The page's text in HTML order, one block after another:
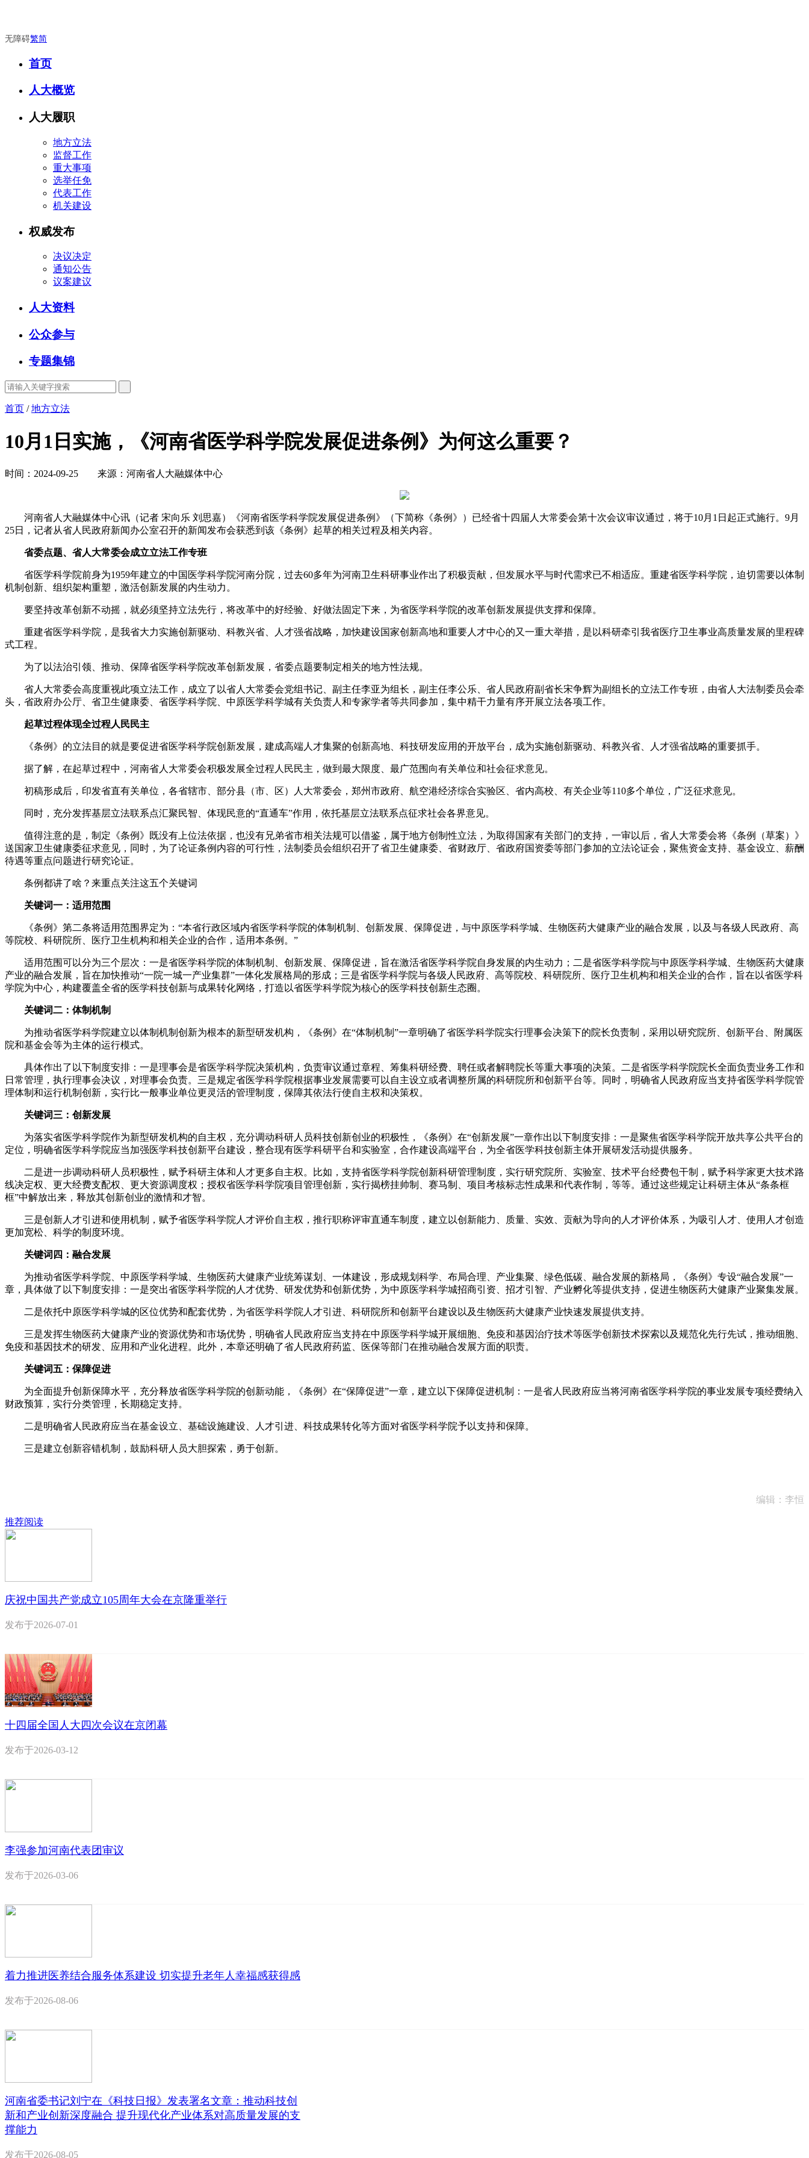
无障碍繁简
首页
人大概览
人大履职
地方立法
监督工作
重大事项
选举任免
代表工作
机关建设
权威发布
决议决定
通知公告
议案建议
人大资料
公众参与
专题集锦
首页 /地方立法
10月1日实施，《河南省医学科学院发展促进条例》为何这么重要？
时间：2024-09-25 来源：河南省人大融媒体中心
河南省人大融媒体中心讯（记者 宋向乐 刘思嘉）《河南省医学科学院发展促进条例》（下简称《条例》）已经省十四届人大常委会第十次会议审议通过，将于10月1日起正式施行。9月
25日，记者从省人民政府新闻办公室召开的新闻发布会获悉到该《条例》起草的相关过程及相关内容。
省委点题、省人大常委会成立立法工作专班
省医学科学院前身为1959年建立的中国医学科学院河南分院，过去60多年为河南卫生科研事业作出了积极贡献，但发展水平与时代需求已不相适应。重建省医学科学院，迫切需要以体制
机制创新、组织架构重塑，激活创新发展的内生动力。
要坚持改革创新不动摇，就必须坚持立法先行，将改革中的好经验、好做法固定下来，为省医学科学院的改革创新发展提供支撑和保障。
重建省医学科学院，是我省大力实施创新驱动、科教兴省、人才强省战略，加快建设国家创新高地和重要人才中心的又一重大举措，是以科研牵引我省医疗卫生事业高质量发展的里程碑
式工程。
为了以法治引领、推动、保障省医学科学院改革创新发展，省委点题要制定相关的地方性法规。
省人大常委会高度重视此项立法工作，成立了以省人大常委会党组书记、副主任李亚为组长，副主任李公乐、省人民政府副省长宋争辉为副组长的立法工作专班，由省人大法制委员会牵
头，省政府办公厅、省卫生健康委、省医学科学院、中原医学科学城有关负责人和专家学者等共同参加，集中精干力量有序开展立法各项工作。
起草过程体现全过程人民民主
《条例》的立法目的就是要促进省医学科学院创新发展，建成高端人才集聚的创新高地、科技研发应用的开放平台，成为实施创新驱动、科教兴省、人才强省战略的重要抓手。
据了解，在起草过程中，河南省人大常委会积极发展全过程人民民主，做到最大限度、最广范围向有关单位和社会征求意见。
初稿形成后，印发省直有关单位，各省辖市、部分县（市、区）人大常委会，郑州市政府、航空港经济综合实验区、省内高校、有关企业等110多个单位，广泛征求意见。
同时，充分发挥基层立法联系点汇聚民智、体现民意的“直通车”作用，依托基层立法联系点征求社会各界意见。
值得注意的是，制定《条例》既没有上位法依据，也没有兄弟省市相关法规可以借鉴，属于地方创制性立法，为取得国家有关部门的支持，一审以后，省人大常委会将《条例（草案）》
送国家卫生健康委征求意见，同时，为了论证条例内容的可行性，法制委员会组织召开了省卫生健康委、省财政厅、省政府国资委等部门参加的立法论证会，聚焦资金支持、基金设立、薪酬
待遇等重点问题进行研究论证。
条例都讲了啥？来重点关注这五个关键词
关键词一：适用范围
《条例》第二条将适用范围界定为：“本省行政区域内省医学科学院的体制机制、创新发展、保障促进，与中原医学科学城、生物医药大健康产业的融合发展，以及与各级人民政府、高
等院校、科研院所、医疗卫生机构和相关企业的合作，适用本条例。”
适用范围可以分为三个层次：一是省医学科学院的体制机制、创新发展、保障促进，旨在激活省医学科学院自身发展的内生动力；二是省医学科学院与中原医学科学城、生物医药大健康
产业的融合发展，旨在加快推动“一院一城一产业集群”一体化发展格局的形成；三是省医学科学院与各级人民政府、高等院校、科研院所、医疗卫生机构和相关企业的合作，旨在以省医学科
学院为中心，构建覆盖全省的医学科技创新与成果转化网络，打造以省医学科学院为核心的医学科技创新生态圈。
关键词二：体制机制
为推动省医学科学院建立以体制机制创新为根本的新型研发机构，《条例》在“体制机制”一章明确了省医学科学院实行理事会决策下的院长负责制，采用以研究院所、创新平台、附属医
院和基金会等为主体的运行模式。
具体作出了以下制度安排：一是理事会是省医学科学院决策机构，负责审议通过章程、筹集科研经费、聘任或者解聘院长等重大事项的决策。二是省医学科学院院长全面负责业务工作和
日常管理，执行理事会决议，对理事会负责。三是规定省医学科学院根据事业发展需要可以自主设立或者调整所属的科研院所和创新平台等。同时，明确省人民政府应当支持省医学科学院管
理体制和运行机制创新，实行比一般事业单位更灵活的管理制度，保障其依法行使自主权和决策权。
关键词三：创新发展
为落实省医学科学院作为新型研发机构的自主权，充分调动科研人员科技创新创业的积极性，《条例》在“创新发展”一章作出以下制度安排：一是聚焦省医学科学院开放共享公共平台的
定位，明确省医学科学院应当加强医学科技创新平台建设，整合现有医学科研平台和实验室，合作建设高端平台，为全省医学科技创新主体开展研发活动提供服务。
二是进一步调动科研人员积极性，赋予科研主体和人才更多自主权。比如，支持省医学科学院创新科研管理制度，实行研究院所、实验室、技术平台经费包干制，赋予科学家更大技术路
线决定权、更大经费支配权、更大资源调度权；授权省医学科学院项目管理创新，实行揭榜挂帅制、赛马制、项目考核标志性成果和代表作制，等等。通过这些规定让科研主体从“条条框
框”中解放出来，释放其创新创业的激情和才智。
三是创新人才引进和使用机制，赋予省医学科学院人才评价自主权，推行职称评审直通车制度，建立以创新能力、质量、实效、贡献为导向的人才评价体系，为吸引人才、使用人才创造
更加宽松、科学的制度环境。
关键词四：融合发展
为推动省医学科学院、中原医学科学城、生物医药大健康产业统筹谋划、一体建设，形成规划科学、布局合理、产业集聚、绿色低碳、融合发展的新格局，《条例》专设“融合发展”一
章，具体做了以下制度安排：一是突出省医学科学院的人才优势、研发优势和创新优势，为中原医学科学城招商引资、招才引智、产业孵化等提供支持，促进生物医药大健康产业聚集发展。
二是依托中原医学科学城的区位优势和配套优势，为省医学科学院人才引进、科研院所和创新平台建设以及生物医药大健康产业快速发展提供支持。
三是发挥生物医药大健康产业的资源优势和市场优势，明确省人民政府应当支持在中原医学科学城开展细胞、免疫和基因治疗技术等医学创新技术探索以及规范化先行先试，推动细胞、
免疫和基因技术的研发、应用和产业化进程。此外，本章还明确了省人民政府药监、医保等部门在推动融合发展方面的职责。
关键词五：保障促进
为全面提升创新保障水平，充分释放省医学科学院的创新动能，《条例》在“保障促进”一章，建立以下保障促进机制：一是省人民政府应当将河南省医学科学院的事业发展专项经费纳入
财政预算，实行分类管理，长期稳定支持。
二是明确省人民政府应当在基金设立、基础设施建设、人才引进、科技成果转化等方面对省医学科学院予以支持和保障。
三是建立创新容错机制，鼓励科研人员大胆探索，勇于创新。
编辑：李恒
推荐阅读
庆祝中国共产党成立105周年大会在京隆重举行
发布于2026-07-01
十四届全国人大四次会议在京闭幕
发布于2026-03-12
李强参加河南代表团审议
发布于2026-03-06
着力推进医养结合服务体系建设 切实提升老年人幸福感获得感
发布于2026-08-06
河南省委书记刘宁在《科技日报》发表署名文章：推动科技创
新和产业创新深度融合 提升现代化产业体系对高质量发展的支
撑能力
发布于2026-08-05